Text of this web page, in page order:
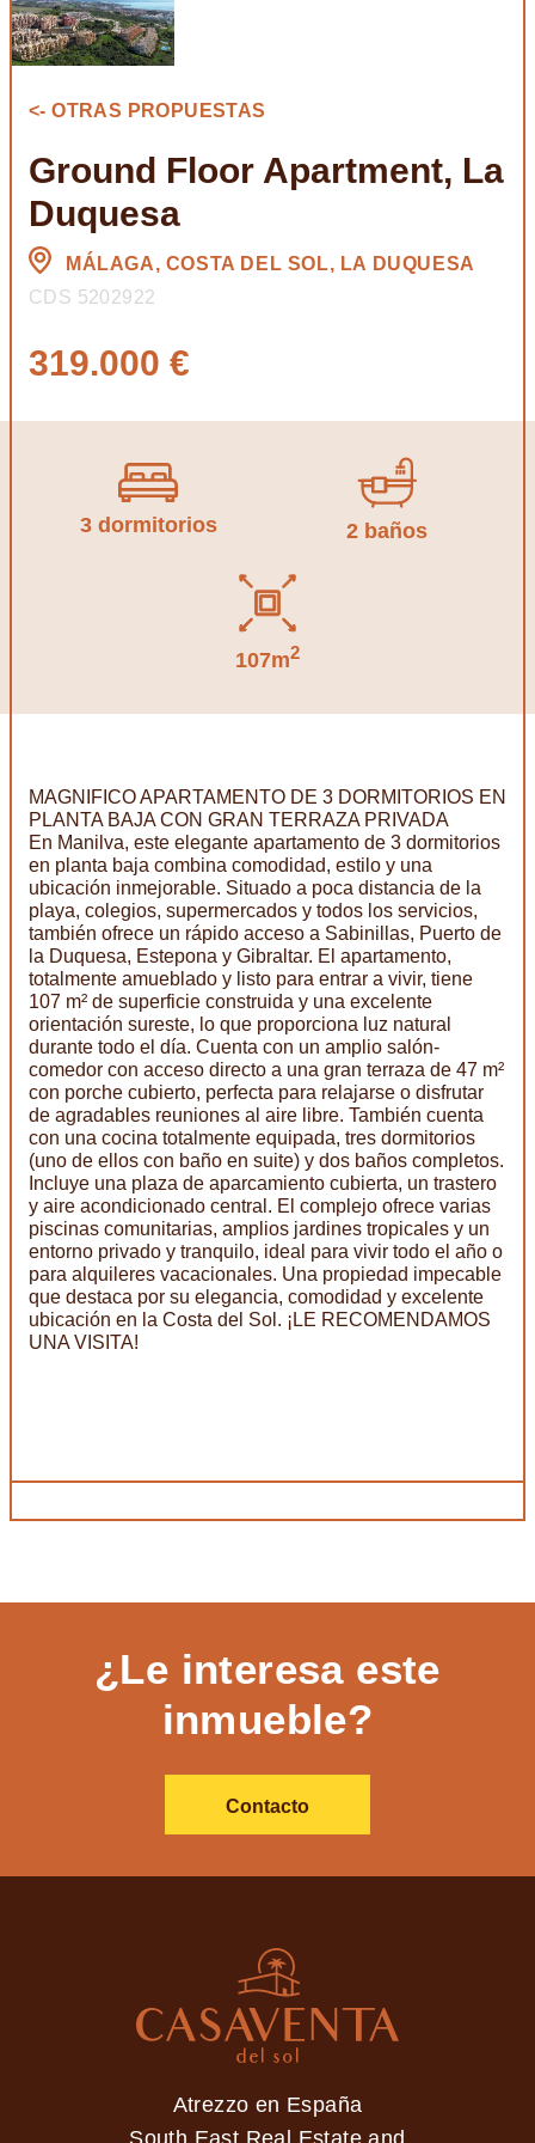
<- OTRAS PROPUESTAS
Ground Floor Apartment, La
Duquesa
MÁLAGA, COSTA DEL SOL, LA DUQUESA
CDS 5202922
319.000 €
3 dormitorios 2 baños
107m2
MAGNIFICO APARTAMENTO DE 3 DORMITORIOS EN
PLANTA BAJA CON GRAN TERRAZA PRIVADA
En Manilva, este elegante apartamento de 3 dormitorios
en planta baja combina comodidad, estilo y una
ubicación inmejorable. Situado a poca distancia de la
playa, colegios, supermercados y todos los servicios,
también ofrece un rápido acceso a Sabinillas, Puerto de
la Duquesa, Estepona y Gibraltar. El apartamento,
totalmente amueblado y listo para entrar a vivir, tiene
107 m² de superficie construida y una excelente
orientación sureste, lo que proporciona luz natural
durante todo el día. Cuenta con un amplio salón-
comedor con acceso directo a una gran terraza de 47 m²
con porche cubierto, perfecta para relajarse o disfrutar
de agradables reuniones al aire libre. También cuenta
con una cocina totalmente equipada, tres dormitorios
(uno de ellos con baño en suite) y dos baños completos.
Incluye una plaza de aparcamiento cubierta, un trastero
y aire acondicionado central. El complejo ofrece varias
piscinas comunitarias, amplios jardines tropicales y un
entorno privado y tranquilo, ideal para vivir todo el año o
para alquileres vacacionales. Una propiedad impecable
que destaca por su elegancia, comodidad y excelente
ubicación en la Costa del Sol. ¡LE RECOMENDAMOS
UNA VISITA!
¿Le interesa este
inmueble?
Contacto
Atrezzo en España